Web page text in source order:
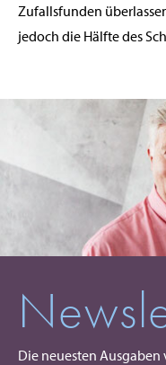
Zufallsfunden
jedoch die Hälfte des
Die neuesten